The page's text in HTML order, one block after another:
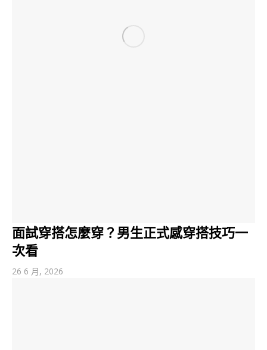
面試穿搭怎麼穿？男生正式感穿搭技巧一
次看
26 6 月, 2026